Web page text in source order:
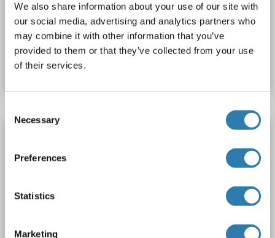
We also share information about your use of our site with
our social media, advertising and analytics partners who
may combine it with other information that you’ve
provided to them or that they’ve collected from your use
of their services.
Selection
Necessary
Preferences
Statistics
Marketing
N° du produit ABIN572409
Fiche technique